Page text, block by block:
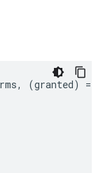
, (granted) =>